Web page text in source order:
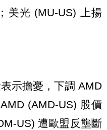
美光 (MU-US) 上揚
示擔憂，下調 AMD
(AMD-US) 股價
US) 遭歐盟反壟斷